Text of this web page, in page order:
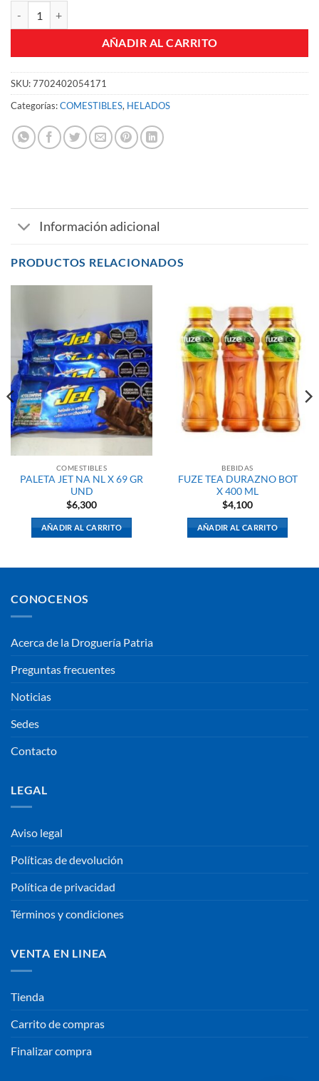
AÑADIR AL CARRITO
SKU:7702402054171
Categorías:COMESTIBLES, HELADOS
Información adicional
PRODUCTOS RELACIONADOS
COMESTIBLES
PALETA JET NA NL X 69 GR
UND
$6,300
AÑADIR AL CARRITO
BEBIDAS
FUZE TEA DURAZNO BOT
X 400 ML
$4,100
AÑADIR AL CARRITO
CONOCENOS
Acerca de la Droguería Patria
Preguntas frecuentes
Noticias
Sedes
Contacto
LEGAL
Aviso legal
Políticas de devolución
Política de privacidad
Términos y condiciones
VENTA EN LINEA
Tienda
Carrito de compras
Finalizar compra